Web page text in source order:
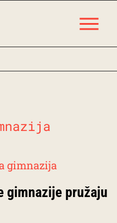
gimnazije pružaju